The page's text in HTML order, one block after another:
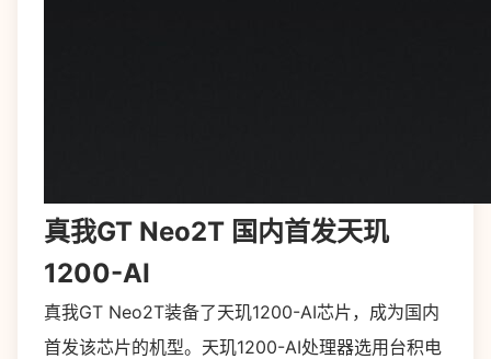
真我GT Neo2T 国内首发天玑
1200-AI
真我GT Neo2T装备了天玑1200-AI芯片，成为国内
首发该芯片的机型。天玑1200-AI处理器选用台积电